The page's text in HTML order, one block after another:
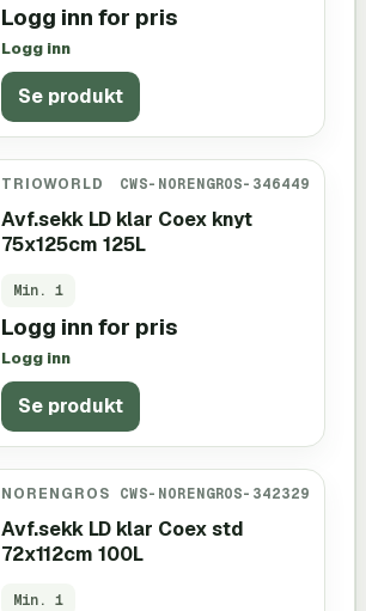
Logg inn for pris
Logg inn
Se produkt
TRIOWORLD CWS-NORENGROS-346449
Avf.sekk LD klar Coex knyt
75x125cm 125L
Min. 1
Logg inn for pris
Logg inn
Se produkt
NORENGROS CWS-NORENGROS-342329
Avf.sekk LD klar Coex std
72x112cm 100L
Min. 1